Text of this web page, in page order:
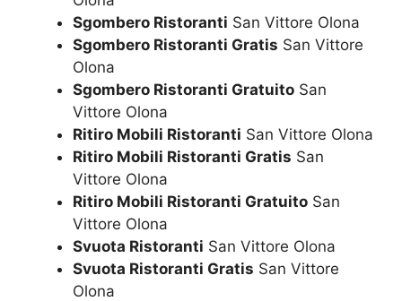
Sgombero Ristoranti San Vittore Olona
Sgombero Ristoranti Gratis San Vittore
Olona
Sgombero Ristoranti Gratuito San
Vittore Olona
Ritiro Mobili Ristoranti San Vittore Olona
Ritiro Mobili Ristoranti Gratis San
Vittore Olona
Ritiro Mobili Ristoranti Gratuito San
Vittore Olona
Svuota Ristoranti San Vittore Olona
Svuota Ristoranti Gratis San Vittore
Olona